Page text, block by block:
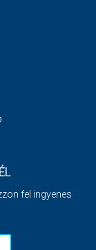
fel ingyenes